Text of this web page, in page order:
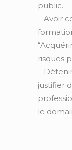
public.
– Avoir
risques
–
justifier
le